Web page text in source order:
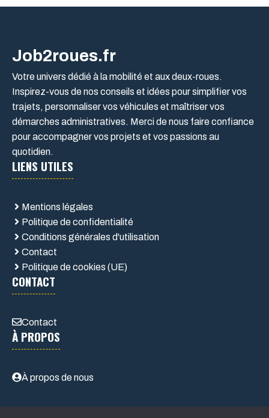
Job2roues.fr
Votre univers dédié à la mobilité et aux deux-roues.
Inspirez-vous de nos conseils et idées pour simplifier vos
trajets, personnaliser vos véhicules et maîtriser vos
démarches administratives. Merci de nous faire confiance
pour accompagner vos projets et vos passions au
quotidien.
LIENS UTILES
Mentions légales
Politique de confidentialité
Conditions générales d'utilisation
Contact
Politique de cookies (UE)
CONTACT
Contact
À PROPOS
À propos de nous